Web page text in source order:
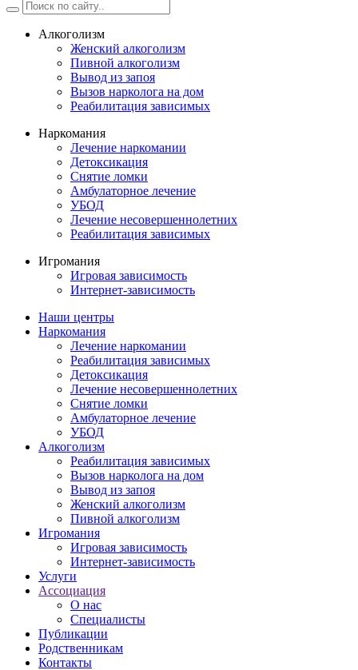
Алкоголизм
Женский алкоголизм
Пивной алкоголизм
Вывод из запоя
Вызов нарколога на дом
Реабилитация зависимых
Наркомания
Лечение наркомании
Детоксикация
Снятие ломки
Амбулаторное лечение
УБОД
Лечение несовершеннолетних
Реабилитация зависимых
Игромания
Игровая зависимость
Интернет-зависимость
Наши центры
Наркомания
Лечение наркомании
Реабилитация зависимых
Детоксикация
Лечение несовершеннолетних
Снятие ломки
Амбулаторное лечение
УБОД
Алкоголизм
Реабилитация зависимых
Вызов нарколога на дом
Вывод из запоя
Женский алкоголизм
Пивной алкоголизм
Игромания
Игровая зависимость
Интернет-зависимость
Услуги
Ассоциация
О нас
Специалисты
Публикации
Родственникам
Контакты